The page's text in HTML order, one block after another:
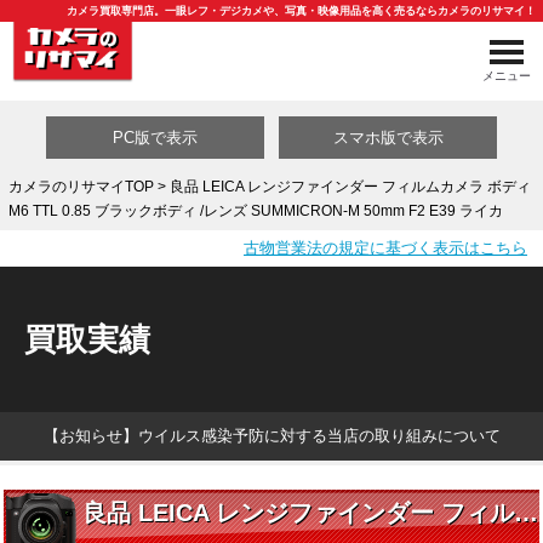
カメラ買取専門店。一眼レフ・デジカメや、写真・映像用品を高く売るならカメラのリサマイ！
メニュー
PC版で表示 スマホ版で表示
カメラのリサマイTOP> 良品 LEICA レンジファインダー フィルムカメラ ボディ
M6 TTL 0.85 ブラックボディ /レンズ SUMMICRON-M 50mm F2 E39 ライカ
古物営業法の規定に基づく表示はこちら
買取実績
【お知らせ】ウイルス感染予防に対する当店の取り組みについて
良品 LEICA レンジファインダー フィルムカメラ ボディ M6 TTL 0.85 ブラックボディ /レンズ SUMMICRON-M 50mm F2 E39 ライカ